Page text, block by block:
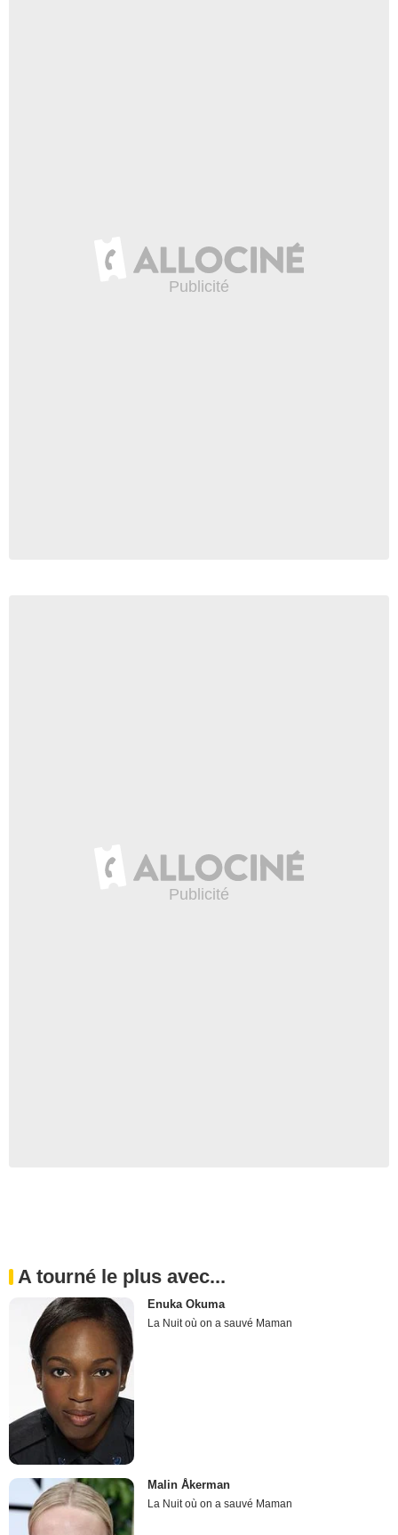
A tourné le plus avec...
Enuka Okuma
La Nuit où on a sauvé Maman
Malin Åkerman
La Nuit où on a sauvé Maman